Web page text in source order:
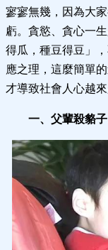
寥寥無幾，因為大
虧。貪慾、貪心一
得瓜，種豆得豆」
應之理，這麼簡單
才導致社會人心越
一、父輩殺貉